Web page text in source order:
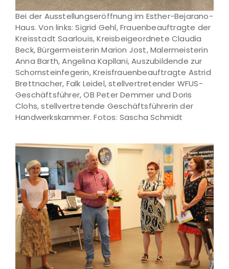
Bei der Ausstellungseröffnung im Esther-Bejarano-
Haus. Von links: Sigrid Gehl, Frauenbeauftragte der
Kreisstadt Saarlouis, Kreisbeigeordnete Claudia
Beck, Bürgermeisterin Marion Jost, Malermeisterin
Anna Barth, Angelina Kapllani, Auszubildende zur
Schornsteinfegerin, Kreisfrauenbeauftragte Astrid
Brettnacher, Falk Leidel, stellvertretender WFUS-
Geschäftsführer, OB Peter Demmer und Doris
Clohs, stellvertretende Geschäftsführerin der
Handwerkskammer. Fotos: Sascha Schmidt